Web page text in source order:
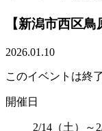
【新潟市西区
2026.01.10
このイベントは終
開催日
2/14（土）～